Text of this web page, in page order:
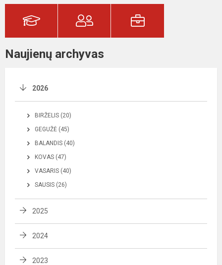
Naujienų archyvas
2026
BIRŽELIS (20)
GEGUŽĖ (45)
BALANDIS (40)
KOVAS (47)
VASARIS (40)
SAUSIS (26)
2025
2024
2023